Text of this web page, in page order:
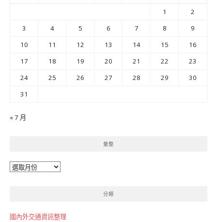
1
2
3
4 5 6 7 8
9
10
11 12 13 14 15
16
17
18 19 20 21 22
23
24
25 26 27 28 29
30
31
« 7 月
彙整
彙
分類
國內外交通資訊整理